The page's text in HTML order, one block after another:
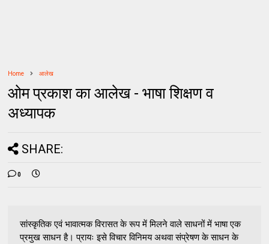
Home आलेख
ओम प्रकाश का आलेख - भाषा शिक्षण व
अध्यापक
SHARE:
0
सांस्कृतिक एवं भावात्मक विरासत के रूप में मिलने वाले साधनों में भाषा एक
प्रमुख साधन है। प्रायः इसे विचार विनिमय अथवा संप्रेषण के साधन के